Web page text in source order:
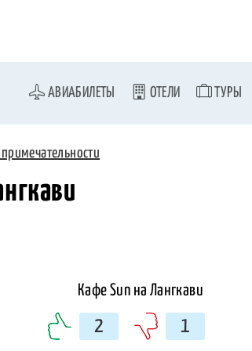
АВИАБИЛЕТЫ ОТЕЛИ ТУРЫ
2 1